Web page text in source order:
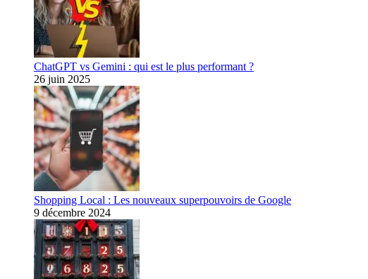
ChatGPT vs Gemini : qui est le plus performant ?
26 juin 2025
Shopping Local : Les nouveaux superpouvoirs de Google
9 décembre 2024